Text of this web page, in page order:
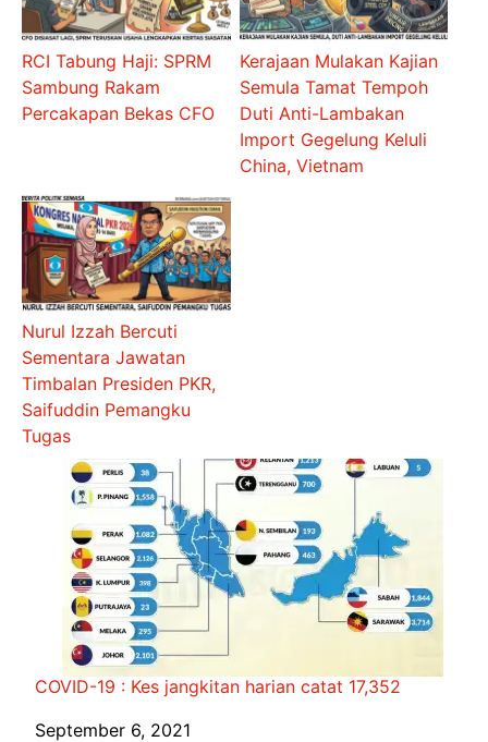
RCI Tabung Haji: SPRM
Sambung Rakam
Percakapan Bekas CFO
Kerajaan Mulakan Kajian
Semula Tamat Tempoh
Duti Anti-Lambakan
Import Gegelung Keluli
China, Vietnam
Nurul Izzah Bercuti
Sementara Jawatan
Timbalan Presiden PKR,
Saifuddin Pemangku
Tugas
COVID-19 : Kes jangkitan harian catat 17,352
Date
September 6, 2021